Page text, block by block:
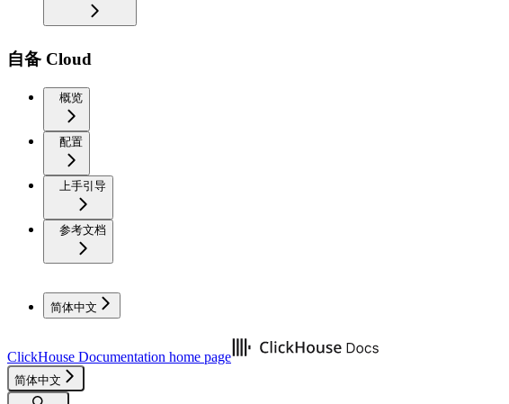
自备 Cloud
概览
配置
上手引导
参考文档
简体中文
ClickHouse Documentation home page
简体中文